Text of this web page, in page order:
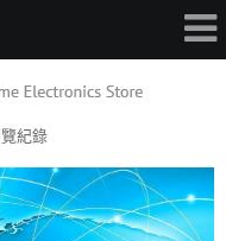
紀錄